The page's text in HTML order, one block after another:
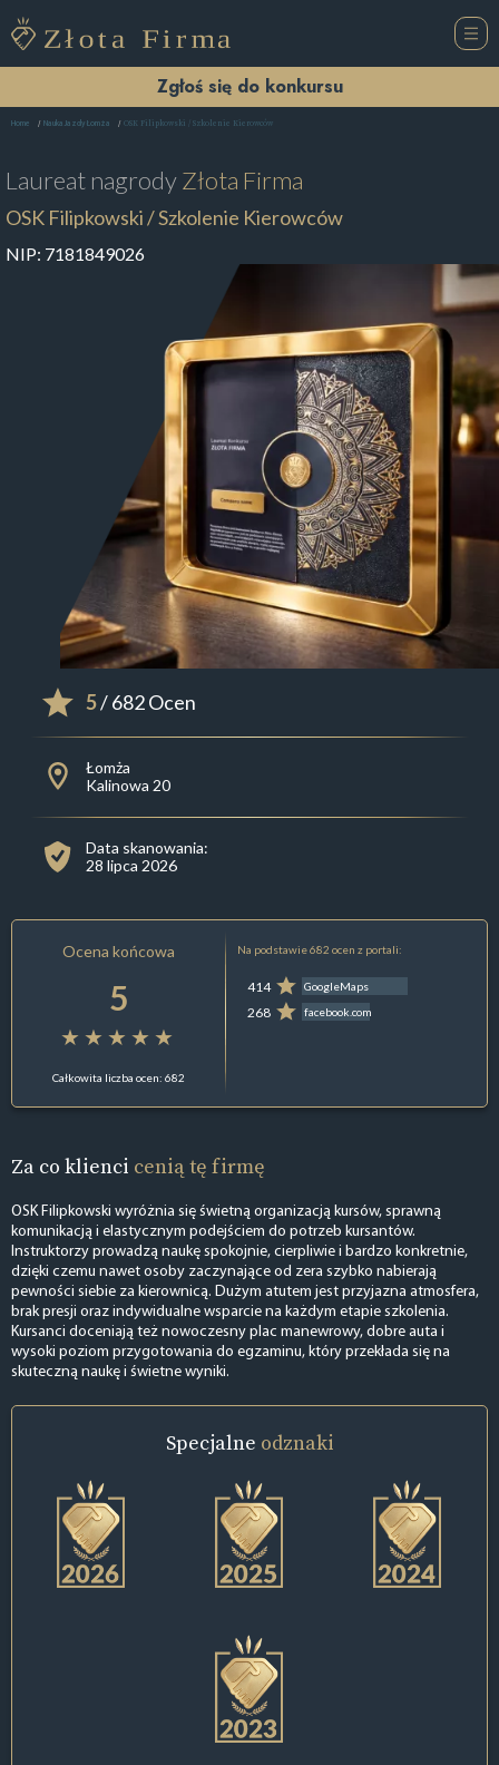
Zgłoś się do konkursu
Home Nauka Jazdy Łomża OSK Filipkowski / Szkolenie Kierowców
Laureat nagrodyZłota Firma
OSK Filipkowski / Szkolenie Kierowców
NIP: 7181849026
5/ 682 Ocen
Łomża
Kalinowa 20
Data skanowania:
28 lipca 2026
Ocena końcowa
5
Całkowita liczba ocen: 682
Na podstawie 682 ocen z portali:
414 GoogleMaps
268 facebook.com
Za co klienci cenią tę firmę
OSK Filipkowski wyróżnia się świetną organizacją kursów, sprawną
komunikacją i elastycznym podejściem do potrzeb kursantów.
Instruktorzy prowadzą naukę spokojnie, cierpliwie i bardzo konkretnie,
dzięki czemu nawet osoby zaczynające od zera szybko nabierają
pewności siebie za kierownicą. Dużym atutem jest przyjazna atmosfera,
brak presji oraz indywidualne wsparcie na każdym etapie szkolenia.
Kursanci doceniają też nowoczesny plac manewrowy, dobre auta i
wysoki poziom przygotowania do egzaminu, który przekłada się na
skuteczną naukę i świetne wyniki.
Specjalne odznaki